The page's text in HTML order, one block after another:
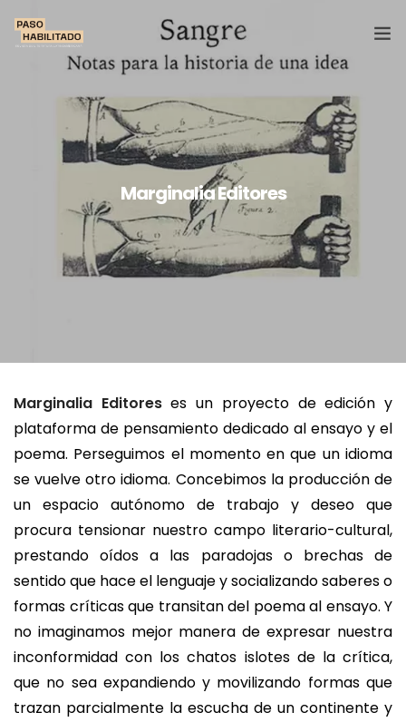
Secciones
Marginalia Editores
Marginalia Editoreses un proyecto de edición y
plataforma de pensamiento dedicado al ensayo y el
poema. Perseguimos el momento en que un idioma
se vuelve otro idioma. Concebimos la producción de
un espacio autónomo de trabajo y deseo que
procura tensionar nuestro campo literario-cultural,
prestando oídos a las paradojas o brechas de
sentido que hace el lenguaje y socializando saberes o
formas críticas que transitan del poema al ensayo. Y
no imaginamos mejor manera de expresar nuestra
inconformidad con los chatos islotes de la crítica,
que no sea expandiendo y movilizando formas que
trazan parcialmente la escucha de un continente y